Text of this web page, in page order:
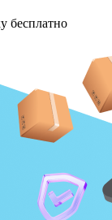
бесплатно